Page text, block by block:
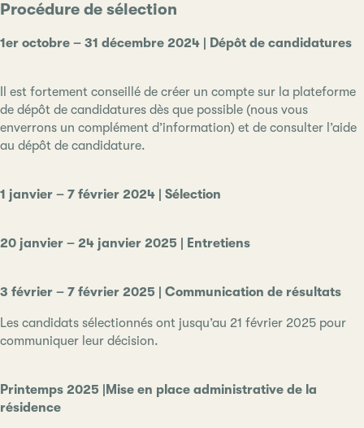
Procédure de sélection
1er octobre – 31 décembre 2024 | Dépôt de candidatures
Il est fortement conseillé de créer un compte sur la plateforme
de dépôt de candidatures dès que possible (nous vous
enverrons un complément d’information) et de consulter l’aide
au dépôt de candidature.
1 janvier – 7 février 2024 | Sélection
20 janvier – 24 janvier 2025 | Entretiens
3 février – 7 février 2025 | Communication de résultats
Les candidats sélectionnés ont jusqu’au 21 février 2025 pour
communiquer leur décision.
Printemps 2025 |Mise en place administrative de la
résidence